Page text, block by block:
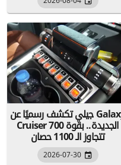
جيلي تكشف رسميًا عن Galaxy
Cruiser 700 الجديدة.. بقوة
تتجاوز الـ 1100 حصان
2026-07-30